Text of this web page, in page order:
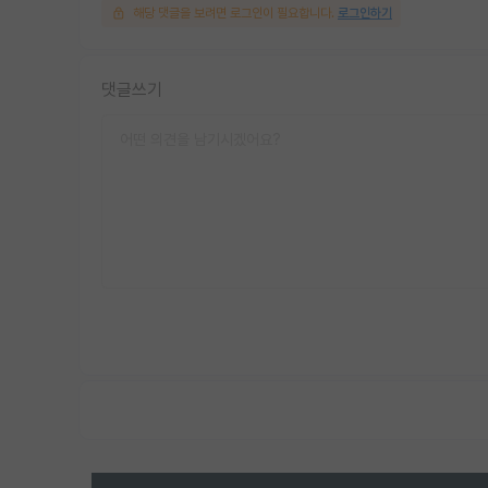
해당 댓글을 보려면 로그인이 필요합니다. 로그인하기
댓글쓰기